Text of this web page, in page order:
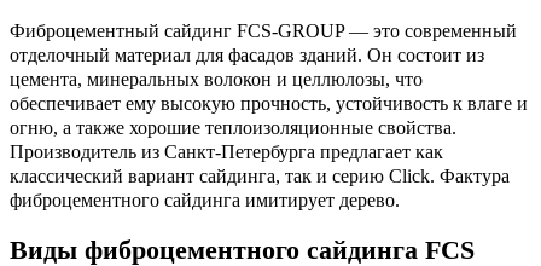
Фиброцементный сайдинг FCS-GROUP — это современный
отделочный материал для фасадов зданий. Он состоит из
цемента, минеральных волокон и целлюлозы, что
обеспечивает ему высокую прочность, устойчивость к влаге и
огню, а также хорошие теплоизоляционные свойства.
Производитель из Санкт-Петербурга предлагает как
классический вариант сайдинга, так и серию Click. Фактура
фиброцементного сайдинга имитирует дерево.
Виды фиброцементного сайдинга FCS